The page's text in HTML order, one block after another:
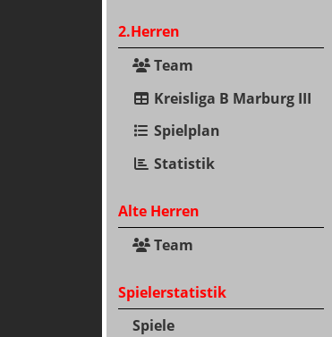
2.Herren
Team
Kreisliga B Marburg III
Spielplan
Statistik
Alte Herren
Team
Spielerstatistik
Spiele